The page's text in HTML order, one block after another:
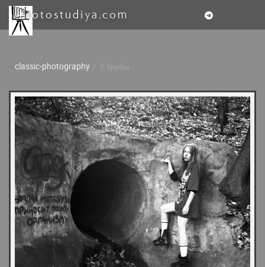
fotostudiya.com
classic-photography У трубы.